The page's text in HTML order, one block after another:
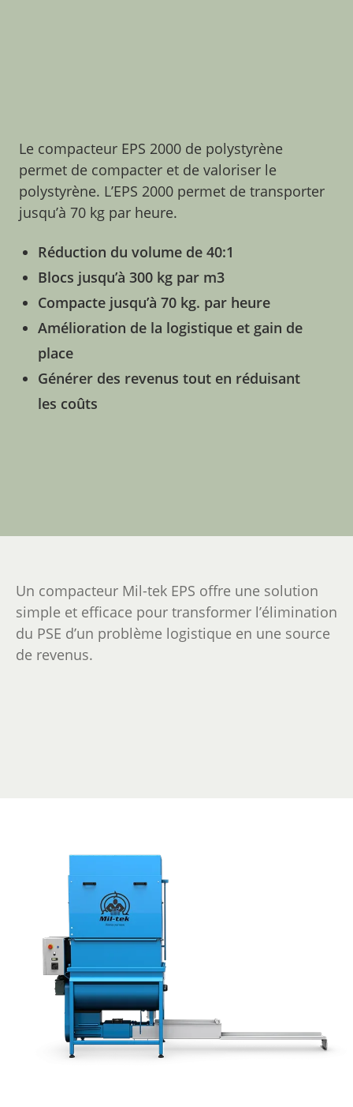
Le compacteur EPS 2000 de polystyrène
permet de compacter et de valoriser le
polystyrène. L’EPS 2000 permet de transporter
jusqu’à 70 kg par heure.
Réduction du volume de 40:1
Blocs jusqu’à 300 kg par m3
Compacte jusqu’à 70 kg. par heure
Amélioration de la logistique et gain de
place
Générer des revenus tout en réduisant
les coûts
Un compacteur Mil-tek EPS offre une solution
simple et efficace pour transformer l’élimination
du PSE d’un problème logistique en une source
de revenus.